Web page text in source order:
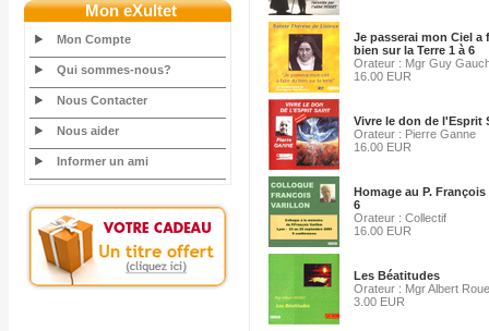
Mon eXultet
Mon Compte
Qui sommes-nous?
Nous Contacter
Nous aider
Informer un ami
Je passerai mon Ciel a
bien sur la Terre 1 à 6
Orateur : Mgr Guy
16.00 EUR
Vivre le don de l'Esprit
Orateur : Pierre Ganne
16.00 EUR
Homage au P. François
6
Orateur : Collectif
16.00 EUR
Les Béatitudes
Orateur : Mgr Albert
3.00 EUR